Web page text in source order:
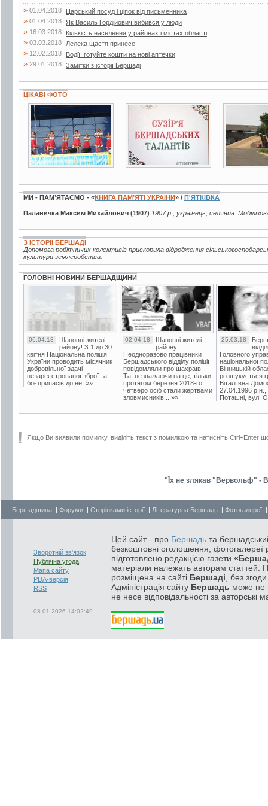
» 01.04.2018 Царський посуд і ціпок від письменника
» 01.04.2018 Як Василь Гордійович вибився у люди
» 16.03.2018 Кількість населення у районах і містах області
» 03.03.2018 Лелека щастя принесе
» 12.02.2018 Водії! готуйте кошти на нові аптечки
» 29.01.2018 Замітки з історії Бершаді
ЦІКАВІ ФОТО
2 фото
МИ - ПАМ’ЯТАЄМО - «КНИГА ПАМ’ЯТІ УКРАЇНИ» / П'ЯТКІВКА
Паланичка Максим Михайлович (1907) 1907 р., українець, селянин.
З ІСТОРІЇ БЕРШАДІ
Допомога робітничих колективів прискорила відродження
культури землеробства.
ГОЛОВНІ НОВИНИ БЕРШАДЩИНИ
06.04.18
Шановні жителі
району! З 1 до 30
квітня Національна поліція
України проводить місячник
добровільної здачі
незареєстрованої зброї та
боєприпасів до неї.»»
02.04.18
Шановні жителі
району!
Неодноразово працівники
Бершадського відділу поліції
повідомляли про шахраїв.
Та, незважаючи на це, тільки
протягом березня 2018-го
четверо осіб стали жертвами
зловмисників....»»
25.03.18
Головного
національної
Вінницькій
розшукується
Віталіївна
27.04.1996 р.н.,
Поташні, вул.
Якщо Ви виявили помилку, виділіть текст з помилкою та натисніть Ctrl+Enter
"Їх не злякав "Вервольф" -
Бершадщина | Форуми | Сторінками історії | Літературна Бершадь | Фотогалереї
Зворотній зв'язок
Публічна угода
Мапа сайту
PDA-версія
RSS
08.01.2026 14:02:49
Цей сайт - про Бершадь та
безкоштовні оголошення, фотогалереї
підготовлено редакцією газети
матеріали належать авторам статтей.
розміщена на сайті Бершаді , без
Адміністрація сайту Бершадь може не
не несе відповідальності за авторські